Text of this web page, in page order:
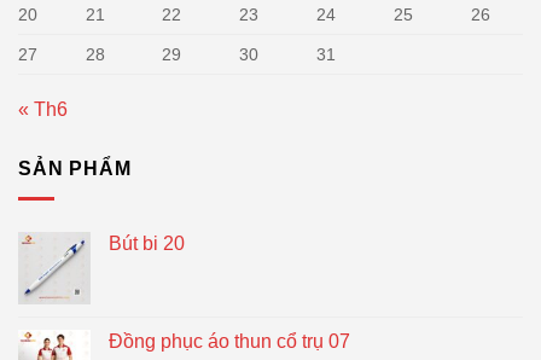
20 21 22 23 24 25 26
27 28 29 30 31
« Th6
SẢN PHẨM
Bút bi 20
Đồng phục áo thun cổ trụ 07